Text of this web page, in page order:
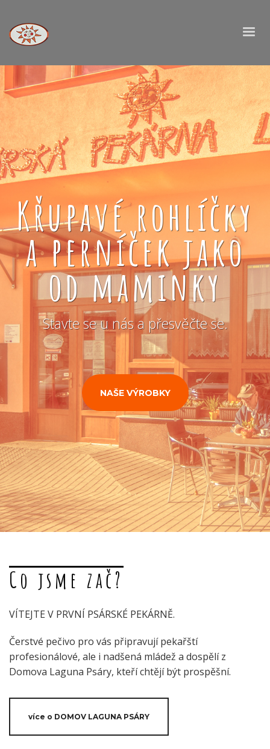
Křupavé rohlíčky
a perníček jako
od maminky
Stavte se u nás a přesvěčte se.
NAŠE VÝROBKY
Co jsme zač?
VÍTEJTE V PRVNÍ PSÁRSKÉ PEKÁRNĚ.
Čerstvé pečivo pro vás připravují pekařští
profesionálové, ale i nadšená mládež a dospělí z
Domova Laguna Psáry, kteří chtějí být prospěšní.
více o DOMOV LAGUNA PSÁRY